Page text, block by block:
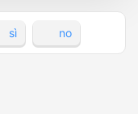
sì no